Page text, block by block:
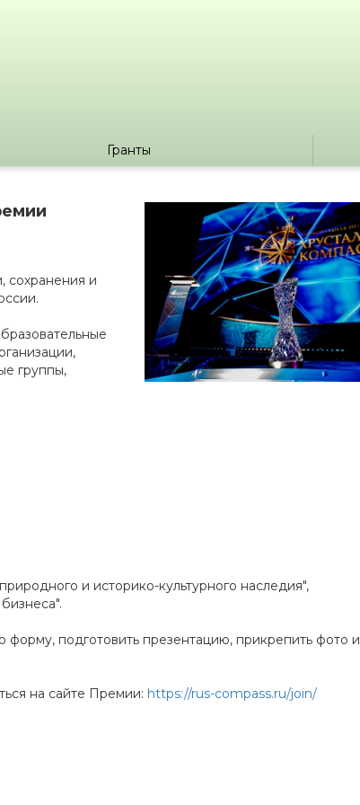
Гранты
сохранения и
группы,
и историко-культурного наследия",
подготовить презентацию, прикрепить фото и
на сайте Премии: https://rus-compass.ru/join/